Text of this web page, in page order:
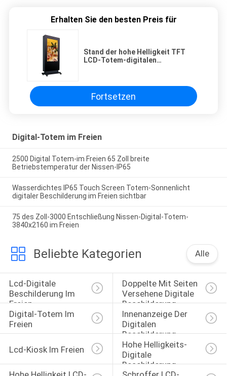
Erhalten Sie den besten Preis für
Stand der hohe Helligkeit TFT
LCD-Totem-digitalen
Fortsetzen
Digital-Totem im Freien
2500 Digital Totem-im Freien 65 Zoll breite
Betriebstemperatur der Nissen-IP65
Wasserdichtes IP65 Touch Screen Totem-Sonnenlicht
digitaler Beschilderung im Freien sichtbar
75 des Zoll-3000 Entschließung Nissen-Digital-Totem-
3840x2160 im Freien
Beliebte Kategorien Alle
Lcd-Digitale
Beschilderung Im
Freien
Doppelte Mit Seiten
Versehene Digitale
Beschilderung
Digital-Totem Im
Freien
Innenanzeige Der
Digitalen
Beschilderung
Lcd-Kiosk Im Freien
Hohe Helligkeits-
Digitale
Beschilderung